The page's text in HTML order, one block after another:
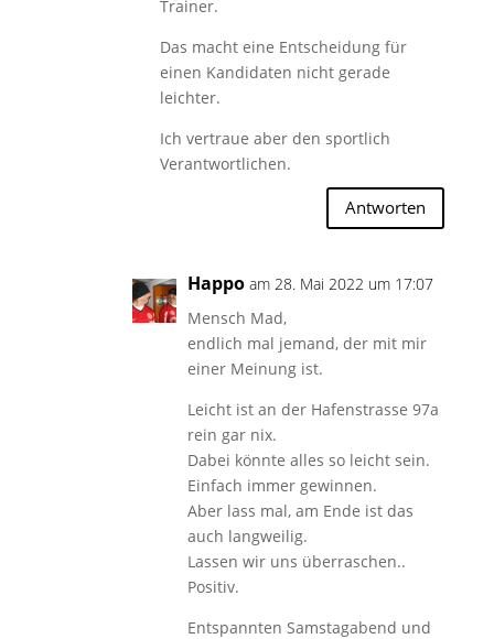
Trainer.
Das macht eine Entscheidung für
einen Kandidaten nicht gerade
leichter.
Ich vertraue aber den sportlich
Verantwortlichen.
Antworten
Happo am 28. Mai 2022 um 17:07
Mensch Mad,
endlich mal jemand, der mit mir
einer Meinung ist.
Leicht ist an der Hafenstrasse 97a
rein gar nix.
Dabei könnte alles so leicht sein.
Einfach immer gewinnen.
Aber lass mal, am Ende ist das
auch langweilig.
Lassen wir uns überraschen..
Positiv.
Entspannten Samstagabend und